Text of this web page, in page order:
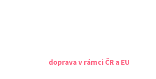
doprava v rámci ČR a EU